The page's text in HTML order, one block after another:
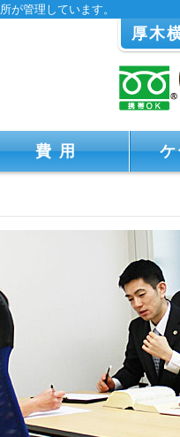
が管理しています。
厚木
費 用 ケ